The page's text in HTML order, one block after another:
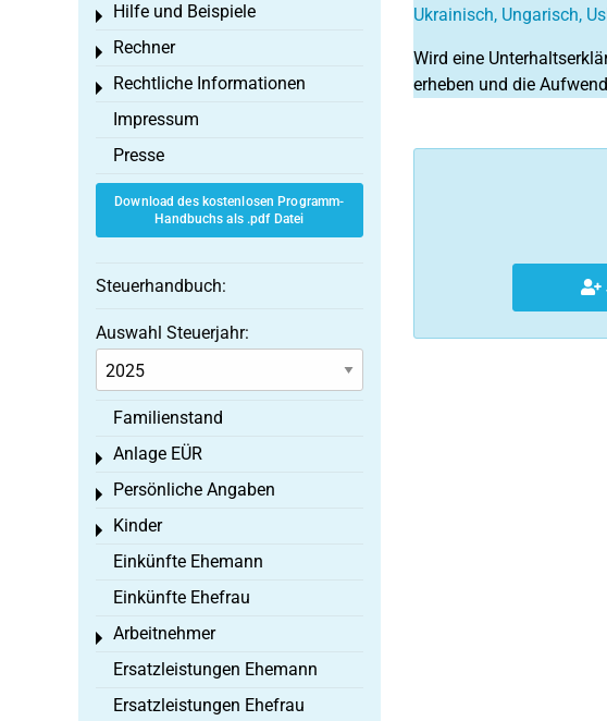
Ukrainisch, Ungarisch,
Wird eine
erheben und die
Hilfe und Beispiele
Toggle menu
Rechner
Toggle menu
Rechtliche Informationen
Toggle menu
Impressum
Presse
Download des kostenlosen Programm-
Handbuchs als .pdf Datei
Steuerhandbuch:
Auswahl Steuerjahr:
Familienstand
Anlage EÜR
Toggle menu
Persönliche Angaben
Toggle menu
Kinder
Toggle menu
Einkünfte Ehemann
Einkünfte Ehefrau
Arbeitnehmer
Toggle menu
Ersatzleistungen Ehemann
Ersatzleistungen Ehefrau